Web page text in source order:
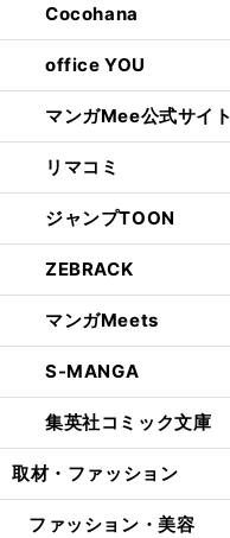
Cocohana
office YOU
マンガMee公式サイト
リマコミ
ジャンプTOON
ZEBRACK
マンガMeets
S-MANGA
集英社コミック文庫
取材・ファッション
ファッション・美容